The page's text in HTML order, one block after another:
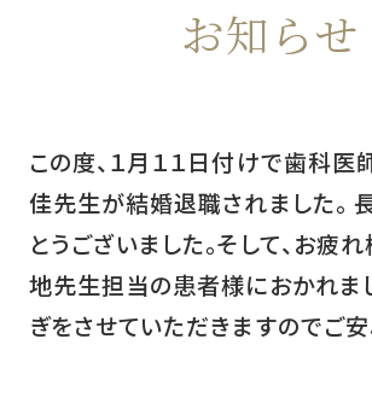
お知らせ
この度、１月１１日付けで歯科
佳先生が結婚退職されました。
とうございました。そして、お疲
地先生担当の患者様におかれま
ぎをさせていただきますのでご安